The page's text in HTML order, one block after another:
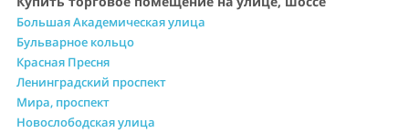
Большая Академическая улица
Бульварное кольцо
Красная Пресня
Ленинградский проспект
Мира, проспект
Новослободская улица